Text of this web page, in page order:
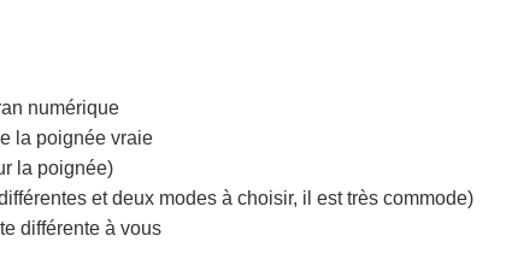
numérique
la poignée vraie
la poignée)
et deux modes à choisir, il est très commode)
différente à vous